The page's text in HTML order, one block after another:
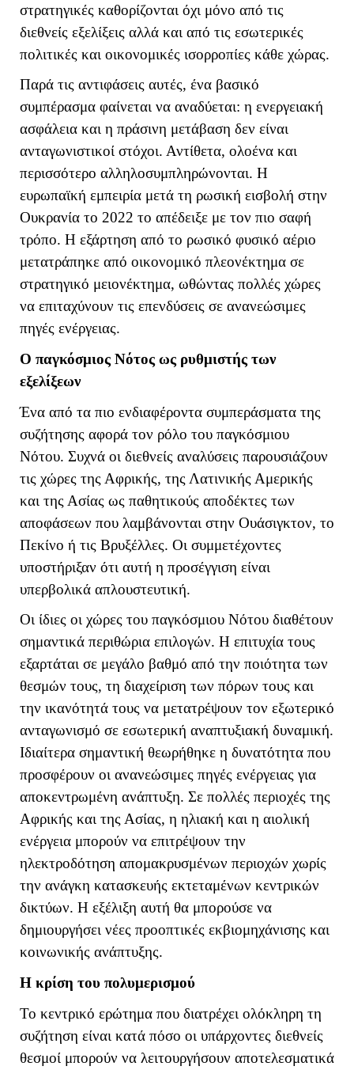
στρατηγικές καθορίζονται όχι μόνο από τις
διεθνείς εξελίξεις αλλά και από τις εσωτερικές
πολιτικές και οικονομικές ισορροπίες κάθε χώρας.
Παρά τις αντιφάσεις αυτές, ένα βασικό
συμπέρασμα φαίνεται να αναδύεται: η ενεργειακή
ασφάλεια και η πράσινη μετάβαση δεν είναι
ανταγωνιστικοί στόχοι. Αντίθετα, ολοένα και
περισσότερο αλληλοσυμπληρώνονται. Η
ευρωπαϊκή εμπειρία μετά τη ρωσική εισβολή στην
Ουκρανία το 2022 το απέδειξε με τον πιο σαφή
τρόπο. Η εξάρτηση από το ρωσικό φυσικό αέριο
μετατράπηκε από οικονομικό πλεονέκτημα σε
στρατηγικό μειονέκτημα, ωθώντας πολλές χώρες
να επιταχύνουν τις επενδύσεις σε ανανεώσιμες
πηγές ενέργειας.
Ο παγκόσμιος Νότος ως ρυθμιστής των
εξελίξεων
Ένα από τα πιο ενδιαφέροντα συμπεράσματα της
συζήτησης αφορά τον ρόλο του παγκόσμιου
Νότου. Συχνά οι διεθνείς αναλύσεις παρουσιάζουν
τις χώρες της Αφρικής, της Λατινικής Αμερικής
και της Ασίας ως παθητικούς αποδέκτες των
αποφάσεων που λαμβάνονται στην Ουάσιγκτον, το
Πεκίνο ή τις Βρυξέλλες. Οι συμμετέχοντες
υποστήριξαν ότι αυτή η προσέγγιση είναι
υπερβολικά απλουστευτική.
Οι ίδιες οι χώρες του παγκόσμιου Νότου διαθέτουν
σημαντικά περιθώρια επιλογών. Η επιτυχία τους
εξαρτάται σε μεγάλο βαθμό από την ποιότητα των
θεσμών τους, τη διαχείριση των πόρων τους και
την ικανότητά τους να μετατρέψουν τον εξωτερικό
ανταγωνισμό σε εσωτερική αναπτυξιακή δυναμική.
Ιδιαίτερα σημαντική θεωρήθηκε η δυνατότητα που
προσφέρουν οι ανανεώσιμες πηγές ενέργειας για
αποκεντρωμένη ανάπτυξη. Σε πολλές περιοχές της
Αφρικής και της Ασίας, η ηλιακή και η αιολική
ενέργεια μπορούν να επιτρέψουν την
ηλεκτροδότηση απομακρυσμένων περιοχών χωρίς
την ανάγκη κατασκευής εκτεταμένων κεντρικών
δικτύων. Η εξέλιξη αυτή θα μπορούσε να
δημιουργήσει νέες προοπτικές εκβιομηχάνισης και
κοινωνικής ανάπτυξης.
Η κρίση του πολυμερισμού
Το κεντρικό ερώτημα που διατρέχει ολόκληρη τη
συζήτηση είναι κατά πόσο οι υπάρχοντες διεθνείς
θεσμοί μπορούν να λειτουργήσουν αποτελεσματικά